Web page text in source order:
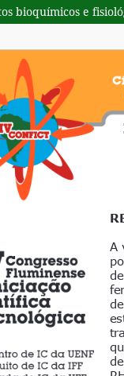
bioquímicos e